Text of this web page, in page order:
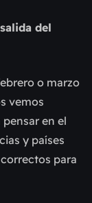
del
o marzo
vemos
en el
y países
para